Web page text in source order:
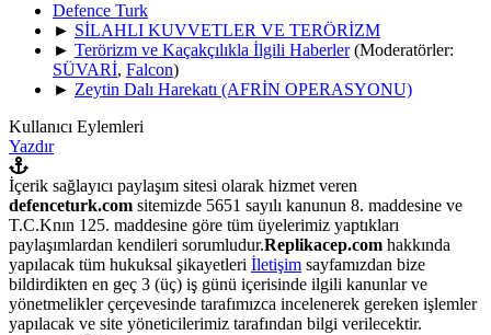
Defence Turk
► SİLAHLI KUVVETLER VE TERÖRİZM
► Terörizm ve Kaçakçılıkla İlgili Haberler (Moderatörler:
SÜVARİ, Falcon)
► Zeytin Dalı Harekatı (AFRİN OPERASYONU)
Kullanıcı Eylemleri
Yazdır
İçerik sağlayıcı paylaşım sitesi olarak hizmet veren
defenceturk.com sitemizde 5651 sayılı kanunun 8. maddesine ve
T.C.Knın 125. maddesine göre tüm üyelerimiz yaptıkları
paylaşımlardan kendileri sorumludur.Replikacep.com hakkında
yapılacak tüm hukuksal şikayetleri İletişim sayfamızdan bize
bildirdikten en geç 3 (üç) iş günü içerisinde ilgili kanunlar ve
yönetmelikler çerçevesinde tarafımızca incelenerek gereken işlemler
yapılacak ve site yöneticilerimiz tarafından bilgi verilecektir.